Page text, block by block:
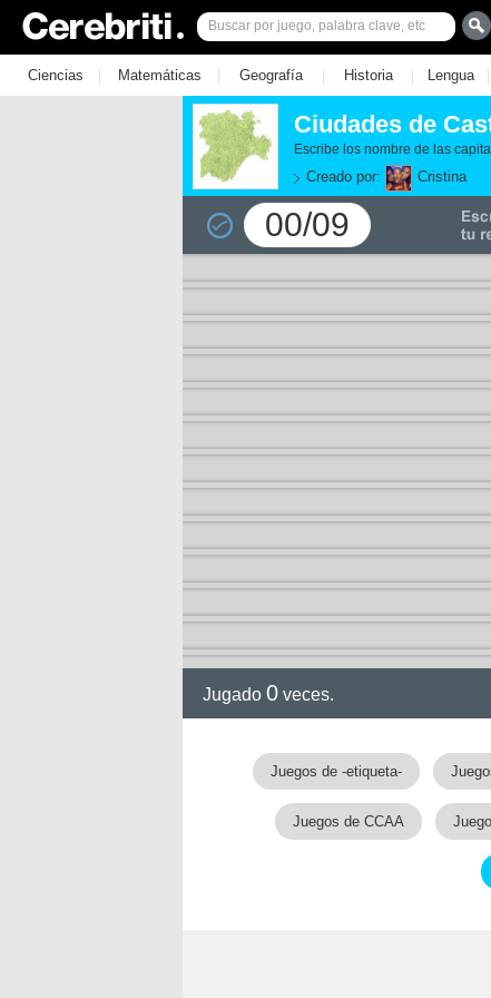
Ciencias | Matemáticas | Geografía | Historia | Lengua |
Ciudades de
Escribe los nombre de las
Creado por: Cristina
00/09
Jugado 0 veces.
Juegos de -etiqueta-
Juegos de CCAA